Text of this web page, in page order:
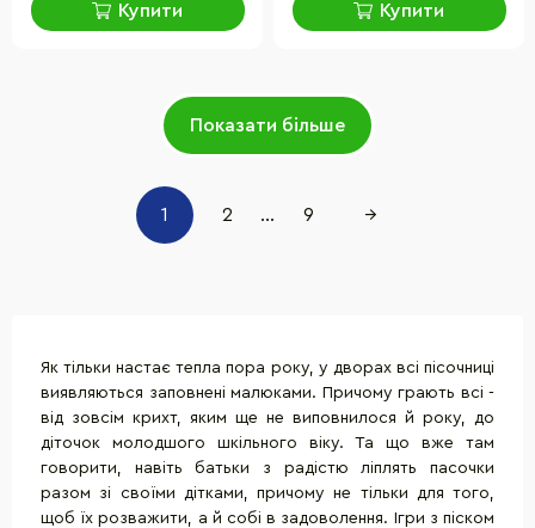
Купити Купити
Показати більше
1 2 ... 9 →
Як тільки настає тепла пора року, у дворах всі пісочниці
виявляються заповнені малюками. Причому грають всі -
від зовсім крихт, яким ще не виповнилося й року, до
діточок молодшого шкільного віку. Та що вже там
говорити, навіть батьки з радістю ліплять пасочки
разом зі своїми дітками, причому не тільки для того,
щоб їх розважити, а й собі в задоволення. Ігри з піском